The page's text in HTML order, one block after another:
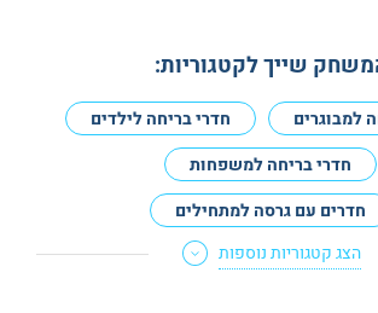
שייך לקטגוריות:
למבוגרים
חדרי בריחה לילדים
חדרי בריחה למשפחות
חדרים עם גרסה למתחילים
לא מפחידים
חדרי בריחה לדייט הצג קטגוריות נוספות